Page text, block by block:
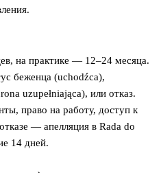
на практике — 12–24 месяца.
беженца (uchodźca),
uzupełniająca), или отказ.
право на работу, доступ к
— апелляция в Rada do
14 дней.